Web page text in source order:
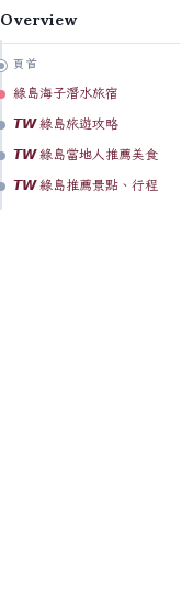
Overview
頁首
綠島海子潛水旅宿
𝙏𝙒 綠島旅遊攻略
𝙏𝙒 綠島當地人推薦美食
𝙏𝙒 綠島推薦景點、行程